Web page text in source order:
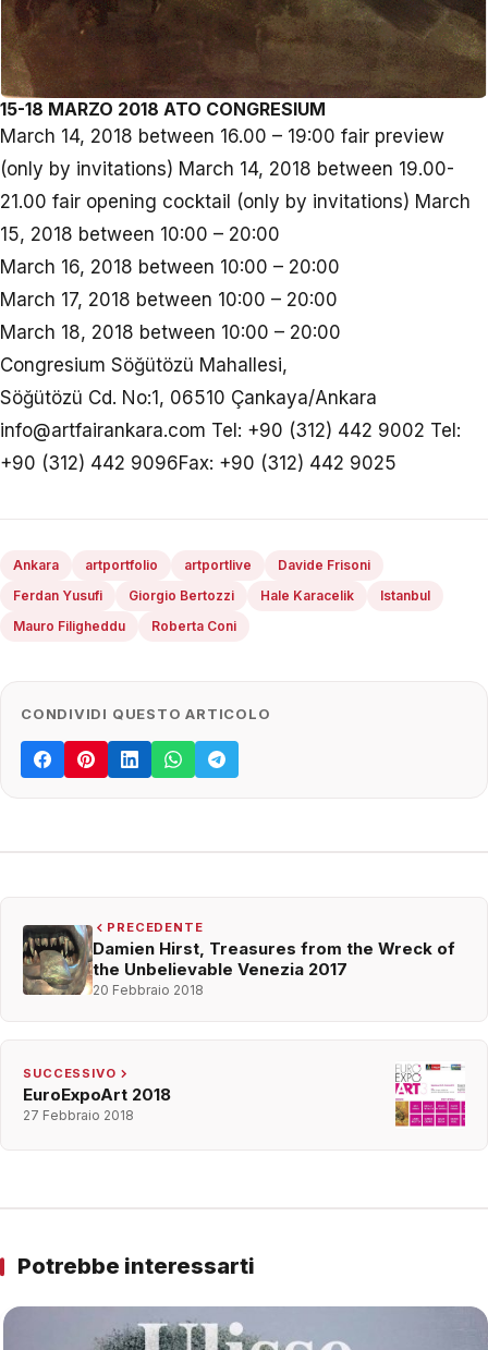
15-18 MARZO 2018 ATO CONGRESIUM
March 14, 2018 between 16.00 – 19:00 fair preview
(only by invitations) March 14, 2018 between 19.00-
21.00 fair opening cocktail (only by invitations) March
15, 2018 between 10:00 – 20:00
March 16, 2018 between 10:00 – 20:00
March 17, 2018 between 10:00 – 20:00
March 18, 2018 between 10:00 – 20:00
Congresium Söğütözü Mahallesi,
Söğütözü Cd. No:1, 06510 Çankaya/Ankara
info@artfairankara.com Tel: +90 (312) 442 9002 Tel:
+90 (312) 442 9096Fax: +90 (312) 442 9025
Ankara artportfolio artportlive
Davide Frisoni
Ferdan Yusufi
Giorgio Bertozzi Hale Karacelik
Istanbul
Mauro Filigheddu
Roberta Coni
CONDIVIDI QUESTO ARTICOLO
PRECEDENTE
Damien Hirst, Treasures from the Wreck of
the Unbelievable Venezia 2017
20 Febbraio 2018
SUCCESSIVO
EuroExpoArt 2018
27 Febbraio 2018
Potrebbe interessarti